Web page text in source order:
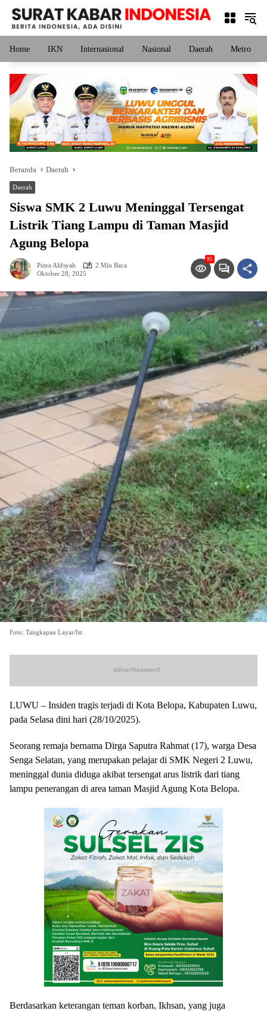
Langsung
konten
Home IKN Internasional Nasional Daerah Metro
Beranda Daerah
Daerah
Siswa SMK 2 Luwu Meninggal Tersengat
Listrik Tiang Lampu di Taman Masjid
Agung Belopa
Putra Alifsyah
2 Min Baca
Oktober 28, 2025
95
Foto: Tangkapan Layar/Ist
LUWU – Insiden tragis terjadi di Kota Belopa, Kabupaten Luwu,
pada Selasa dini hari (28/10/2025).
Seorang remaja bernama Dirga Saputra Rahmat (17), warga Desa
Senga Selatan, yang merupakan pelajar di SMK Negeri 2 Luwu,
meninggal dunia diduga akibat tersengat arus listrik dari tiang
lampu penerangan di area taman Masjid Agung Kota Belopa.
Berdasarkan keterangan teman korban, Ikhsan, yang juga